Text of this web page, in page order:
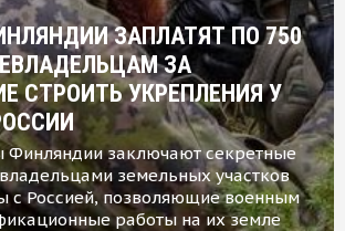
ЗАПЛАТЯТ ПО 750
ЗА
СТРОИТЬ УКРЕПЛЕНИЯ У
Финляндии заключают секретные
земельных участков
с Россией, позволяющие военным
работы на их земле